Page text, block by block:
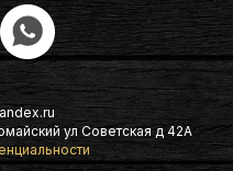
ул Советская д 42А